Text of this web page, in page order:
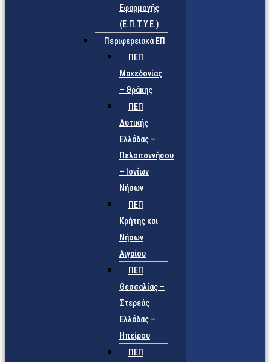
Εφαρμογής
(Ε.Π.Τ.Υ.Ε.)
Περιφερειακά ΕΠ
ΠΕΠ
Μακεδονίας
– Θράκης
ΠΕΠ
Δυτικής
Ελλάδας –
Πελοποννήσου
– Ιονίων
Νήσων
ΠΕΠ
Κρήτης και
Νήσων
Αιγαίου
ΠΕΠ
Θεσσαλίας –
Στερεάς
Ελλάδας –
Ηπείρου
ΠΕΠ